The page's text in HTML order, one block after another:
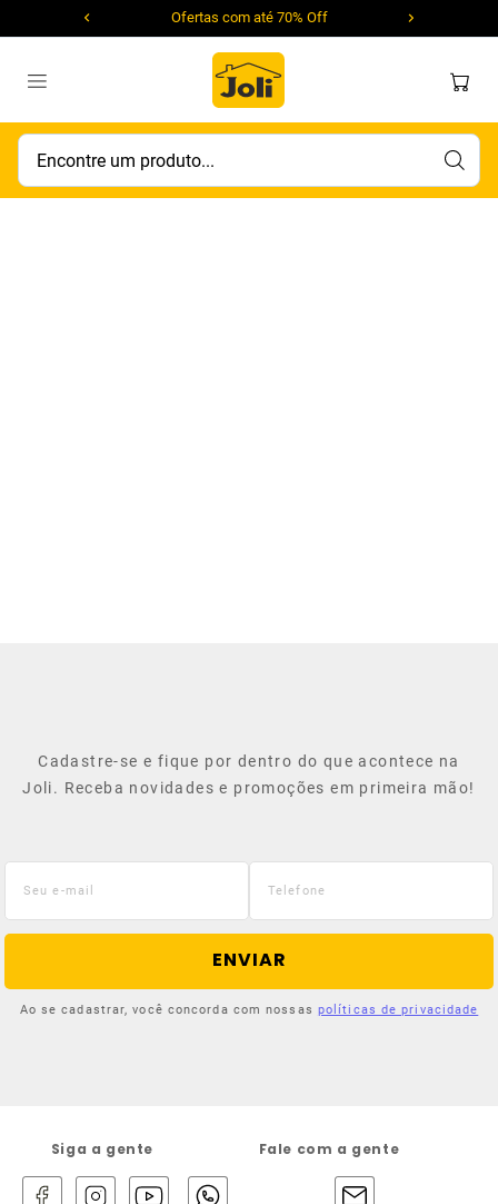
Ofertas com até 70% Off
Encontre um produto...
Cadastre-se e fique por dentro do que acontece na
Joli. Receba novidades e promoções em primeira mão!
ENVIAR
Ao se cadastrar, você concorda com nossas políticas de privacidade
Siga a gente Fale com a gente